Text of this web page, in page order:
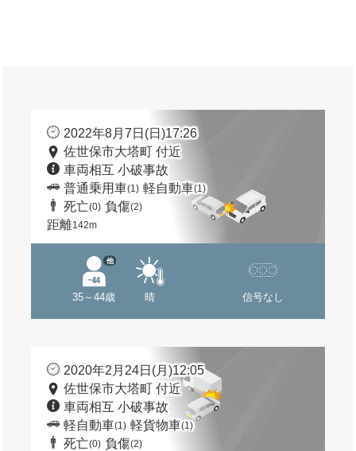
2022年8月7日(日)17:26
佐世保市大塔町 付近
車両相互 小破事故
普通乗用車(1) 軽自動車(1)
死亡(0) 負傷(2)
距離142m
35～44歳
他
晴 信号なし
2020年2月24日(月)12:05
佐世保市大塔町 付近
車両相互 小破事故
軽自動車(1) 軽貨物車(1)
死亡(0) 負傷(2)